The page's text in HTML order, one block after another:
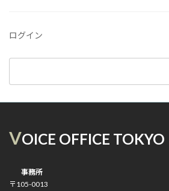
ログイン
VOICE OFFICE TOKYO
事務所
〒105-0013